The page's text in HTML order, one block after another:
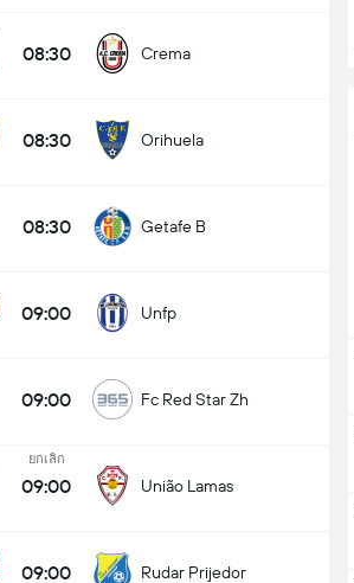
08:30 Crema
08:30 Orihuela
08:30 Getafe B
09:00 Unfp
09:00 Fc Red Star Zh
ยกเลิก
09:00 União Lamas
09:00 Rudar Prijedor